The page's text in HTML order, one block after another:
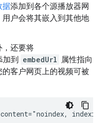
据添加到各个源播放器网
户会将其嵌入到其他地
，还要将
加到 embedUrl 属性指向
客户网页上的视频可被